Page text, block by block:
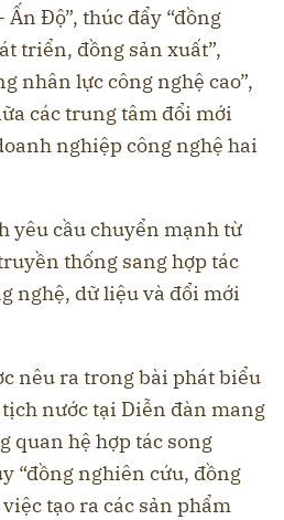
Ấn Độ”, thúc đẩy “đồng
triển, đồng sản xuất”,
nhân lực công nghệ cao”,
các trung tâm đổi mới
nghiệp công nghệ hai
yêu cầu chuyển mạnh từ
thống sang hợp tác
nghệ, dữ liệu và đổi mới
nêu ra trong bài phát biểu
nước tại Diễn đàn mang
quan hệ hợp tác song
“đồng nghiên cứu, đồng
tạo ra các sản phẩm